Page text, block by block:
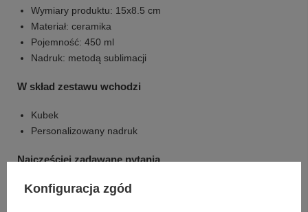
Wymiary produktu: 15x8.5 cm
Materiał: ceramika
Pojemność: 450 ml
Nadruk: metodą sublimacji
W skład zestawu wchodzi
Kubek
Personalizowany nadruk
Najczęściej zadawane pytania
Pytanie:Jak wykonywany jest nadruk?
Nadruk jest wykonywany metodą sublimacji.
Konfiguracja zgód